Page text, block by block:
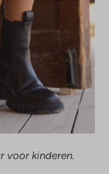
voor kinderen.